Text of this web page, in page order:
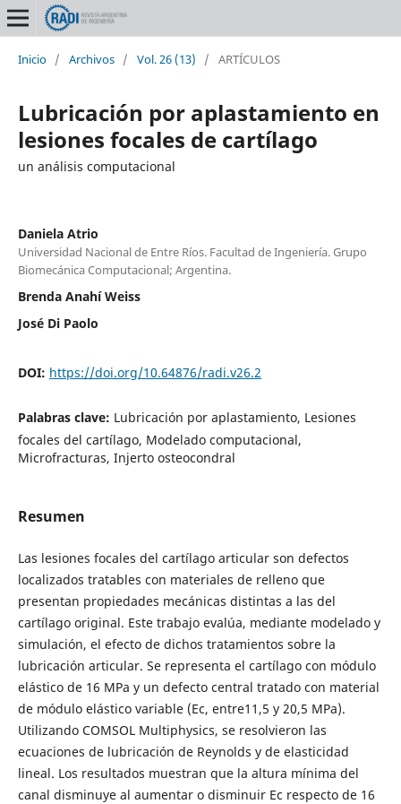
Inicio / Archivos / Vol. 26 (13) / ARTÍCULOS
Lubricación por aplastamiento en
lesiones focales de cartílago
un análisis computacional
Daniela Atrio
Universidad Nacional de Entre Ríos. Facultad de Ingeniería. Grupo
Biomecánica Computacional; Argentina.
Brenda Anahí Weiss
José Di Paolo
DOI: https://doi.org/10.64876/radi.v26.2
Palabras clave: Lubricación por aplastamiento, Lesiones
focales del cartílago, Modelado computacional,
Microfracturas, Injerto osteocondral
Resumen
Las lesiones focales del cartílago articular son defectos
localizados tratables con materiales de relleno que
presentan propiedades mecánicas distintas a las del
cartílago original. Este trabajo evalúa, mediante modelado y
simulación, el efecto de dichos tratamientos sobre la
lubricación articular. Se representa el cartílago con módulo
elástico de 16 MPa y un defecto central tratado con material
de módulo elástico variable (Ec, entre11,5 y 20,5 MPa).
Utilizando COMSOL Multiphysics, se resolvieron las
ecuaciones de lubricación de Reynolds y de elasticidad
lineal. Los resultados muestran que la altura mínima del
canal disminuye al aumentar o disminuir Ec respecto de 16